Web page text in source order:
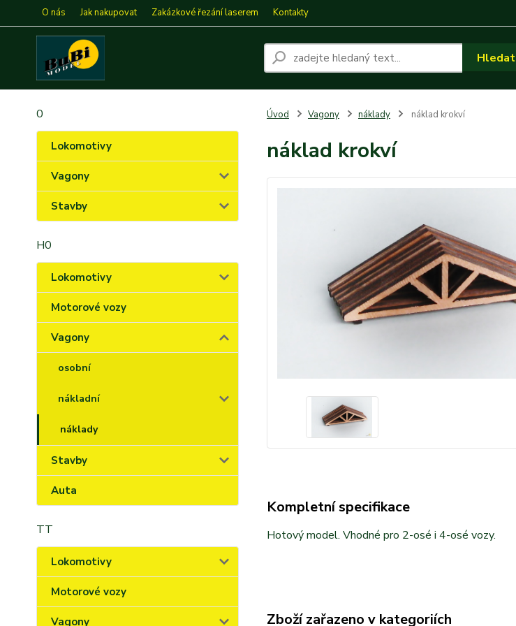
O nás Jak nakupovat Zakázkové řezání laserem Kontakty
Hledat
0
Lokomotivy
Vagony
Stavby
H0
Lokomotivy
Motorové vozy
Vagony
osobní
nákladní
náklady
Stavby
Auta
TT
Lokomotivy
Motorové vozy
Vagony
Úvod Vagony náklady náklad krokví
náklad krokví
Kompletní specifikace
Hotový model. Vhodné pro 2-osé i 4-osé vozy.
Zboží zařazeno v kategoriích